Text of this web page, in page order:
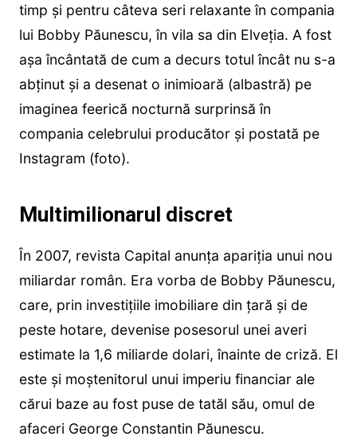
timp și pentru câteva seri relaxante în compania
lui Bobby Păunescu, în vila sa din Elveția. A fost
așa încântată de cum a decurs totul încât nu s-a
abținut și a desenat o inimioară (albastră) pe
imaginea feerică nocturnă surprinsă în
compania celebrului producător și postată pe
Instagram (foto).
Multimilionarul discret
În 2007, revista Capital anunța apariția unui nou
miliardar român. Era vorba de Bobby Păunescu,
care, prin investițiile imobiliare din țară și de
peste hotare, devenise posesorul unei averi
estimate la 1,6 miliarde dolari, înainte de criză. El
este și moștenitorul unui imperiu financiar ale
cărui baze au fost puse de tatăl său, omul de
afaceri George Constantin Păunescu.